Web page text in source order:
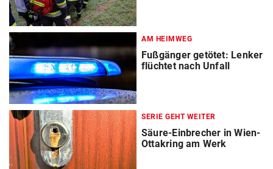
AM HEIMWEG
Fußgänger getötet: Lenker
flüchtet nach Unfall
SERIE GEHT WEITER
Säure-Einbrecher in Wien-
Ottakring am Werk